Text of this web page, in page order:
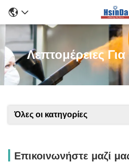
Λεπτομέρειες
Όλες οι κατηγορίες
Επικοινωνήστε μαζί